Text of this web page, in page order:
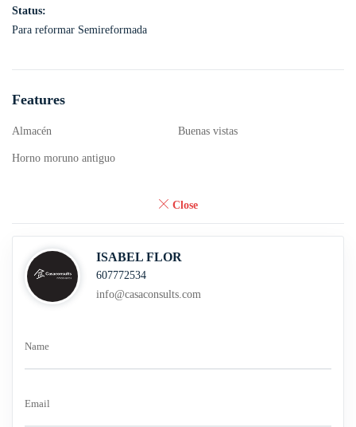
Status:
Para reformar Semireformada
Features
Almacén Buenas vistas
Horno moruno antiguo
Close
ISABEL FLOR
607772534
info@casaconsults.com
Name
Email